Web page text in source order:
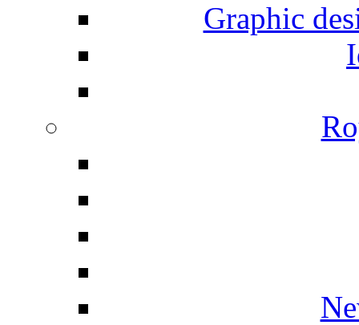
Graphic